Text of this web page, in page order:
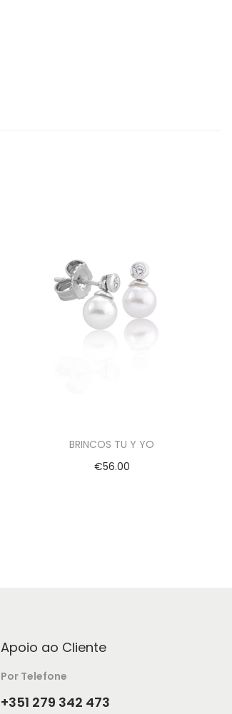
BRINCOS TU Y YO
€56.00
Apoio ao Cliente
Por Telefone
+351 279 342 473